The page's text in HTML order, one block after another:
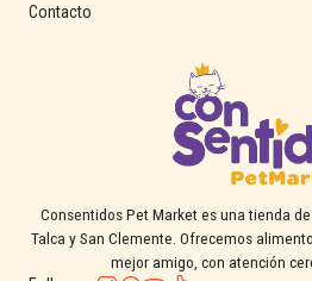
Contacto
Consentidos Pet Market es una tienda
Talca y San Clemente. Ofrecemos
mejor amigo, con atención